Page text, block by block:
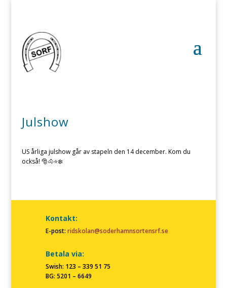
Julshow
US årliga julshow går av stapeln den 14 december. Kom du
också! 🎅🐴⭐️❄️
Kontakt:
E-post: ridskolan@soderhamnsortensrf.se
Betala via:
Swish: 123 – 339 51 75
BG: 5201 – 6649